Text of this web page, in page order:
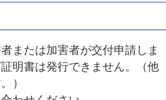
または加害者が交付申請しま
明書は発行できません。（他
）